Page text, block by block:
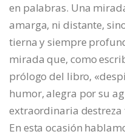
en palabras. Una
amarga, ni distante,
tierna y siempre
mirada que, como
prólogo del libro,
humor, alegra por su
extraordinaria destreza
En esta ocasión